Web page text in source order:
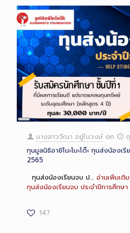
Long
Description
นางสาววีณา อยู่ในวงษ์ on
ทุนมูลนิธิอายิโนะโมะโต๊ะ ทุนส่งน้องเ
2565
ทุนส่งน้องเรียนจบ ป… อ่านเพิ่มเติม
ทุนส่งน้องเรียนจบ ประจำปีการศึกษ
147